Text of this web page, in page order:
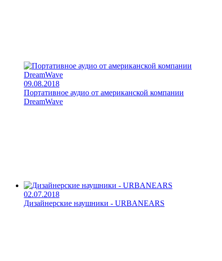
09.08.2018
Портативное аудио от американской компании
DreamWave
02.07.2018
Дизайнерские наушники - URBANEARS